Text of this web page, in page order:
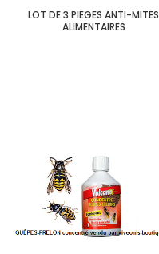
LOT DE 3 PIEGES ANTI-MITES
ALIMENTAIRES